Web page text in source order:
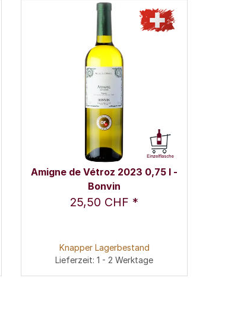
Amigne de Vétroz 2023 0,75 l -
Bonvin
25,50 CHF *
Knapper Lagerbestand
Lieferzeit: 1 - 2 Werktage